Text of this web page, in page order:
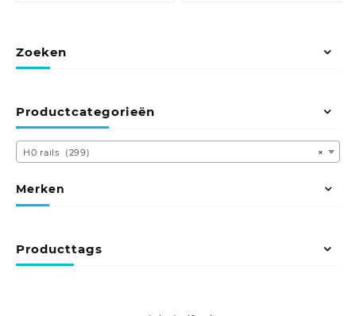
Zoeken
Productcategorieën
×
H0 rails (299)
Merken
Producttags